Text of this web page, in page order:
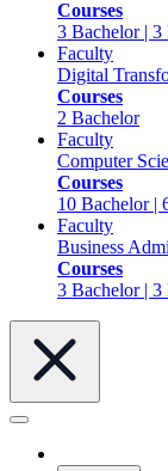
Courses
3 Bachelor | 3
Faculty
Digital
Courses
2 Bachelor
Faculty
Computer
Courses
10 Bachelor |
Faculty
Business
Courses
3 Bachelor | 3